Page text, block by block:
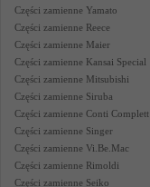
Części zamienne Yamato
Części zamienne Reece
Części zamienne Maier
Części zamienne Kansai Special
Części zamienne Mitsubishi
Części zamienne Siruba
Części zamienne Conti Complett
Części zamienne Singer
Części zamienne Vi.Be.Mac
Części zamienne Rimoldi
Części zamienne Seiko